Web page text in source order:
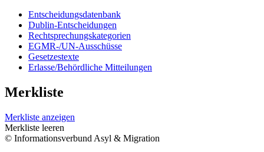
Entscheidungsdatenbank
Dublin-Entscheidungen
Rechtsprechungskategorien
EGMR-/UN-Ausschüsse
Gesetzestexte
Erlasse/Behördliche Mitteilungen
Merkliste
Merkliste anzeigen
Merkliste leeren
© Informationsverbund Asyl & Migration